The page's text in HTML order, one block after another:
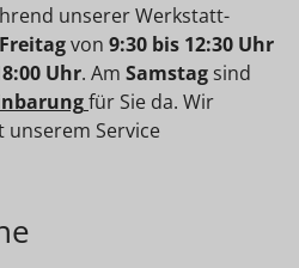
unserer Werkstatt-
von 9:30 bis 12:30 Uhr
Uhr. Am Samstag sind
für Sie da. Wir
Service